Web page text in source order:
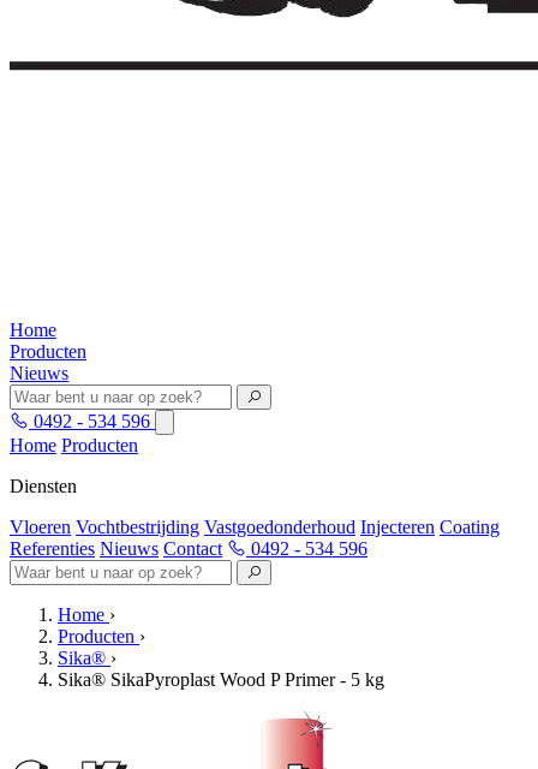
Home
Producten
Nieuws
0492 - 534 596
Home Producten
Diensten
Vloeren Vochtbestrijding Vastgoedonderhoud Injecteren Coating
Referenties Nieuws Contact 0492 - 534 596
Home ›
Producten ›
Sika® ›
Sika® SikaPyroplast Wood P Primer - 5 kg